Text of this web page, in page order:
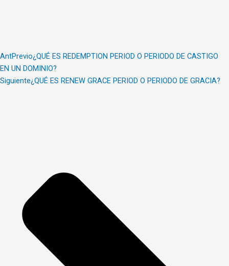
AntPrevio¿QUÉ ES REDEMPTION PERIOD O PERIODO DE CASTIGO
EN UN DOMINIO?
Siguiente¿QUÉ ES RENEW GRACE PERIOD O PERIODO DE GRACIA?